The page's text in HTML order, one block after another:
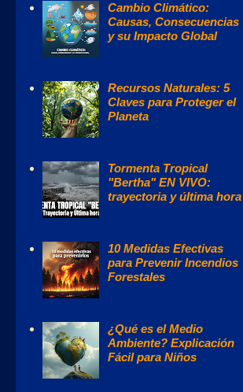
Cambio Climático:
Causas, Consecuencias
y su Impacto Global
Recursos Naturales: 5
Claves para Proteger el
Planeta
Tormenta Tropical
"Bertha" EN VIVO:
trayectoria y última hora
10 Medidas Efectivas
para Prevenir Incendios
Forestales
¿Qué es el Medio
Ambiente? Explicación
Fácil para Niños